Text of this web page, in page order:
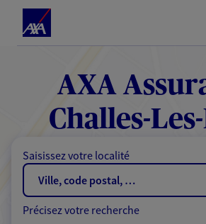
Accéder
contenu
principal
Accéder
au
de
AXA
Challes-
Saisissez votre localité
Précisez votre recherche